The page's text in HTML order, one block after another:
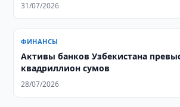
31/07/2026
ФИНАНСЫ
Активы банков Узбекистана
квадриллион сумов
28/07/2026